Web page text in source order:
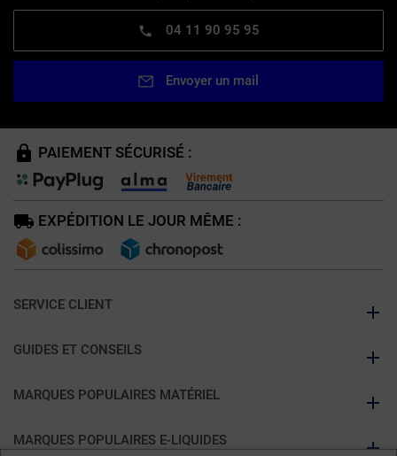
04 11 90 95 95
Envoyer un mail
PAIEMENT SÉCURISÉ :
EXPÉDITION LE JOUR MÊME :
SERVICE CLIENT
GUIDES ET CONSEILS
MARQUES POPULAIRES MATÉRIEL
MARQUES POPULAIRES E-LIQUIDES